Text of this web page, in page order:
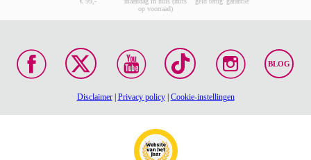
op voorraad)
BLOG
Disclaimer| Privacy policy| Cookie-instellingen